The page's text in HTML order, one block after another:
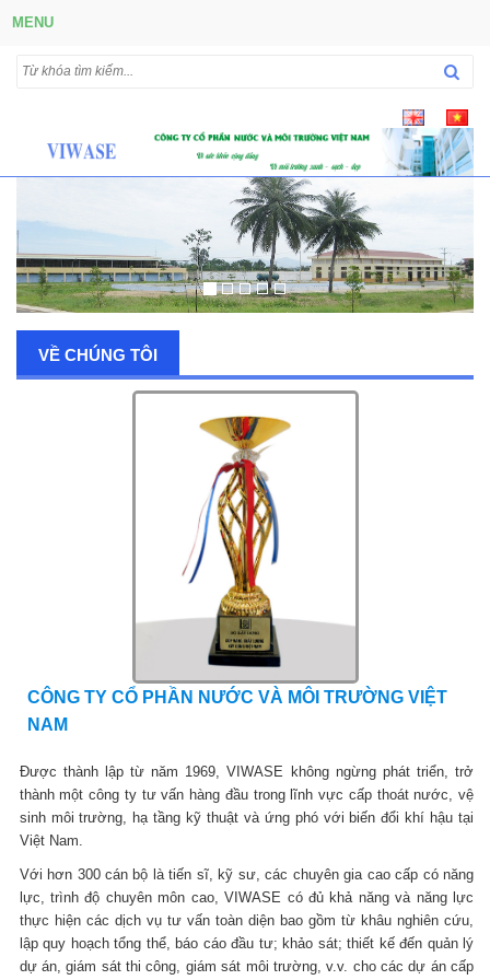
MENU
VỀ CHÚNG TÔI
CÔNG TY CỔ PHẦN NƯỚC VÀ MÔI TRƯỜNG VIỆT
NAM
Được thành lập từ năm 1969, VIWASE không ngừng phát triển, trở
thành một công ty tư vấn hàng đầu trong lĩnh vực cấp thoát nước, vệ
sinh môi trường, hạ tầng kỹ thuật và ứng phó với biến đổi khí hậu tại
Việt Nam.
Với hơn 300 cán bộ là tiến sĩ, kỹ sư, các chuyên gia cao cấp có năng
lực, trình độ chuyên môn cao, VIWASE có đủ khả năng và năng lực
thực hiện các dịch vụ tư vấn toàn diện bao gồm từ khâu nghiên cứu,
lập quy hoạch tổng thể, báo cáo đầu tư; khảo sát; thiết kế đến quản lý
dự án, giám sát thi công, giám sát môi trường, v.v. cho các dự án cấp